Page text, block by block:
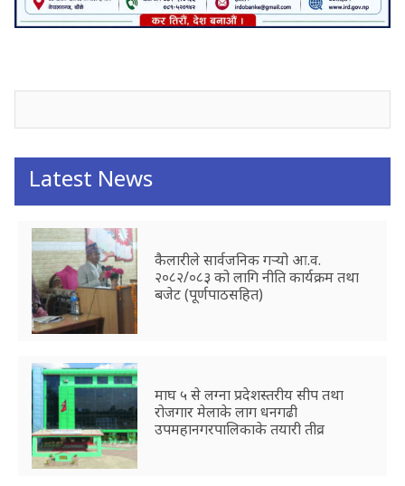
Latest News
कैलारीले सार्वजनिक गर्‍यो आ.व.
२०८२/०८३ को लागि नीति कार्यक्रम तथा
बजेट (पूर्णपाठसहित)
माघ ५ से लग्ना प्रदेशस्तरीय सीप तथा
रोजगार मेलाके लाग धनगढी
उपमहानगरपालिकाके तयारी तीव्र